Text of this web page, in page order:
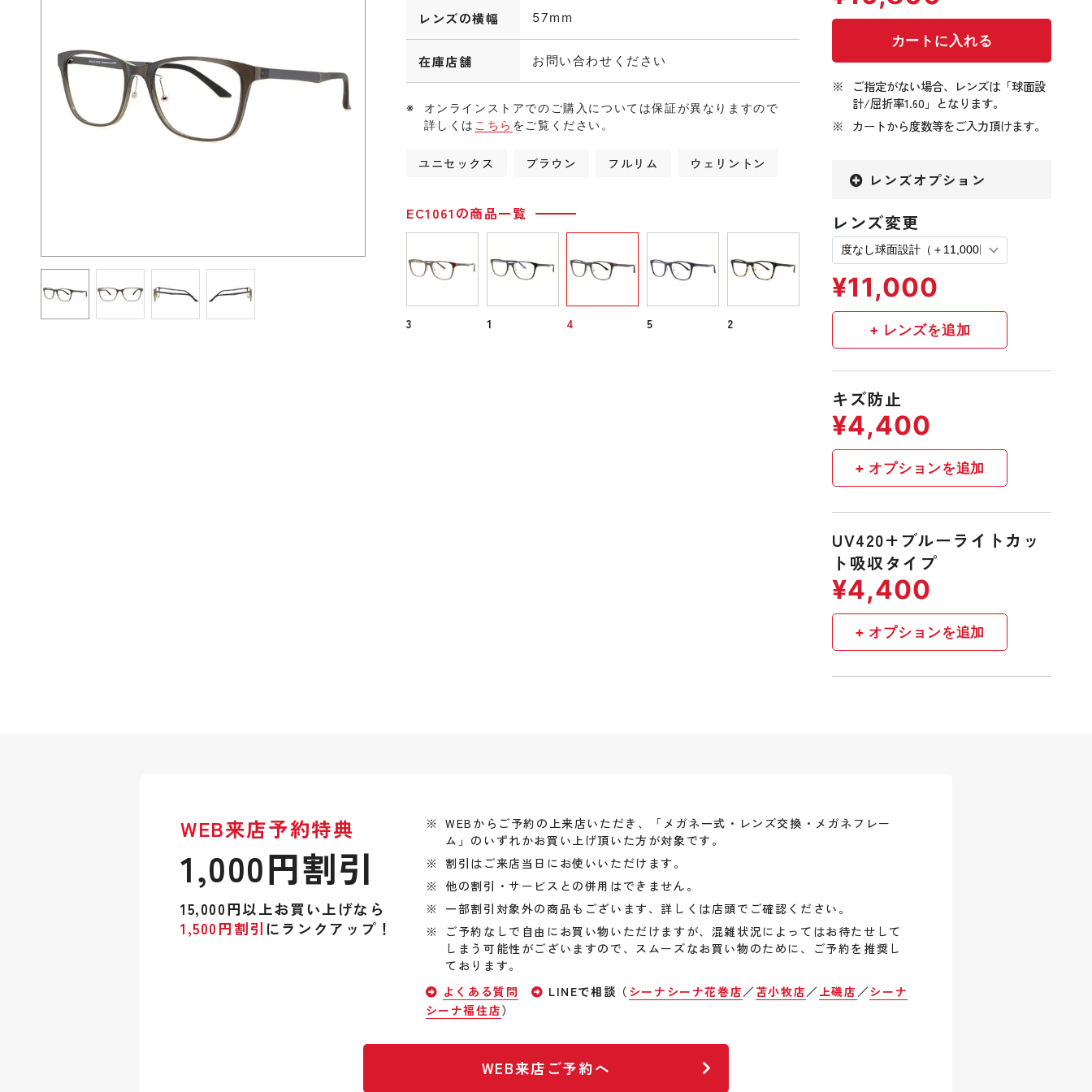
ご指定がない場合、レンズは「球面設
計/屈折率1.60」となります。
カートから度数等をご入力頂けます。
レンズオプション
レンズ変更
キズ防止
UV420+ブルーライトカッ
ト吸収タイプ
レンズの横幅 57mm
在庫店舗 お問い合わせください
オンラインストアでのご購入については保証が異なりますので
詳しくは こちら をご覧ください。
ユニセックス ブラウン フルリム ウェリントン
EC1061の商品一覧
3 1 4 5 2
WEB来店予約特典
1,000円割引
15,000円以上お買い上げなら
1,500円割引 にランクアップ！
WEBからご予約の上来店いただき、「メガネ一式・レンズ交換・メガネフレー
ム」のいずれかお買い上げ頂いた方が対象です。
割引はご来店当日にお使いいただけます。
他の割引・サービスとの併用はできません。
一部割引対象外の商品もございます、詳しくは店頭でご確認ください。
ご予約なしで自由にお買い物いただけますが、混雑状況によってはお待たせして
しまう可能性がございますので、スムーズなお買い物のために、ご予約を推奨し
ております。
よくある質問
LINEで相談（ シーナシーナ花巻店／ 苫小牧店／ 上磯店 ／シーナ
シーナ福住店）
WEB来店ご予約へ